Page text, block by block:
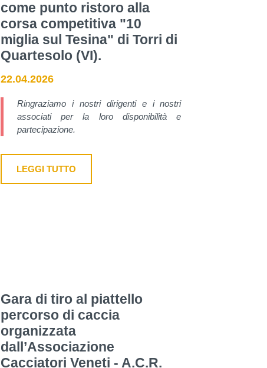
come punto ristoro alla
corsa competitiva "10
miglia sul Tesina" di Torri di
Quartesolo (VI).
22.04.2026
Ringraziamo i nostri dirigenti e i nostri
associati per la loro disponibilità e
partecipazione.
LEGGI TUTTO
Gara di tiro al piattello
percorso di caccia
organizzata
dall’Associazione
Cacciatori Veneti - A.C.R.